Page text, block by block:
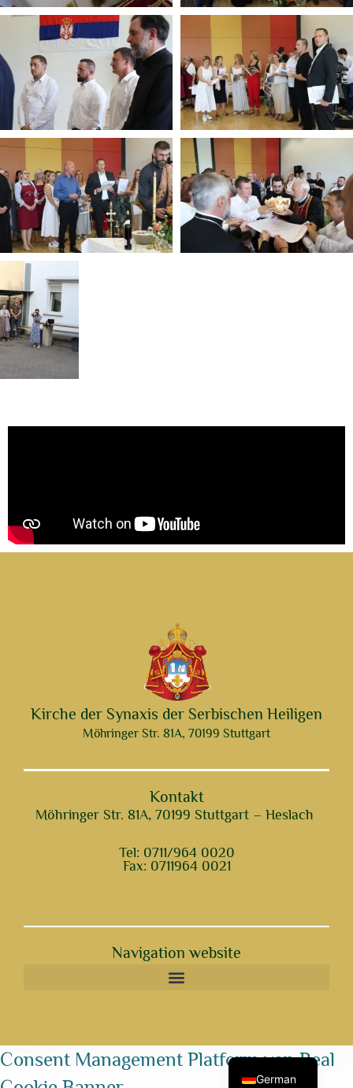
Kirche der Synaxis der Serbischen Heiligen
Möhringer Str. 81A, 70199 Stuttgart
Kontakt
Möhringer Str. 81A, 70199 Stuttgart – Heslach
Tel: 0711/964 0020
Fax: 0711964 0021
Navigation website
Consent Management Platform von Real
German